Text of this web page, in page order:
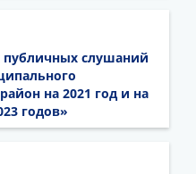
публичных слушаний
на 2021 год и на
годов»